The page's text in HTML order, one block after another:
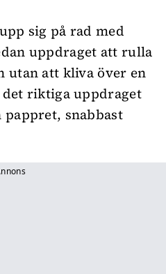
sig på rad med
uppdraget att rulla
utan att kliva över en
det riktiga uppdraget
snabbast